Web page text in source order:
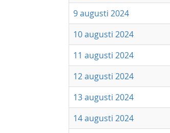
9 augusti 2024
10 augusti 2024
11 augusti 2024
12 augusti 2024
13 augusti 2024
14 augusti 2024